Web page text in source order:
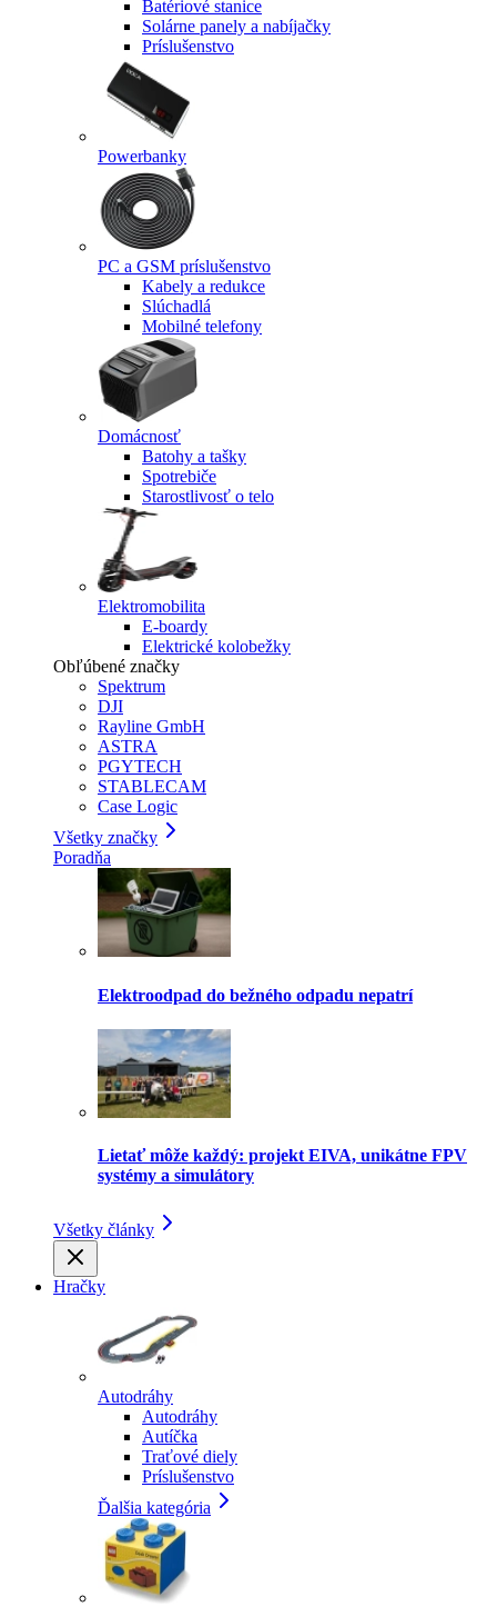
Batériové stanice
Solárne panely a nabíjačky
Príslušenstvo
Powerbanky
PC a GSM príslušenstvo
Kabely a redukce
Slúchadlá
Mobilné telefony
Domácnosť
Batohy a tašky
Spotrebiče
Starostlivosť o telo
Elektromobilita
E-boardy
Elektrické kolobežky
Obľúbené značky
Spektrum
DJI
Rayline GmbH
ASTRA
PGYTECH
STABLECAM
Case Logic
Všetky značky
Poradňa
Elektroodpad do bežného odpadu nepatrí
Lietať môže každý: projekt EIVA, unikátne FPV
systémy a simulátory
Všetky články
Hračky
Autodráhy
Autodráhy
Autíčka
Traťové diely
Príslušenstvo
Ďalšia kategória